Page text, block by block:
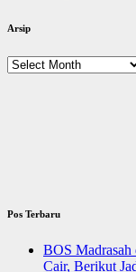
Arsip
Arsip
Pos Terbaru
BOS
Cair, Berikut